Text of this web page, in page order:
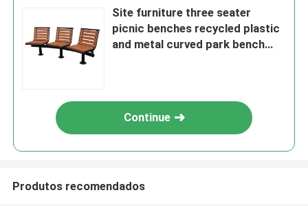
Site furniture three seater
picnic benches recycled plastic
and metal curved park bench
Continue
Produtos recomendados